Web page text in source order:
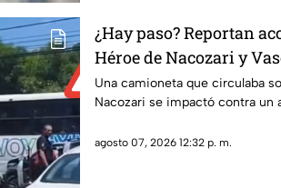
¿Hay paso? Reportan
Héroe de Nacozari y
Una camioneta que circulaba
Nacozari se impactó contra un
agosto 07, 2026 12:32 p. m.